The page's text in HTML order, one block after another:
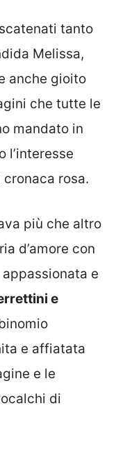
tanto
Melissa,
anche gioito
che tutte le
mandato in
l’interesse
rosa.
più che altro
d’amore con
e
e
e affiatata
e le
di